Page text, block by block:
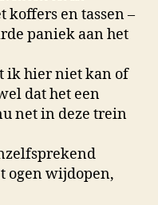
en tassen –
paniek aan het
ik hier niet kan of
dat het een
net in deze trein
ogen wijdopen,